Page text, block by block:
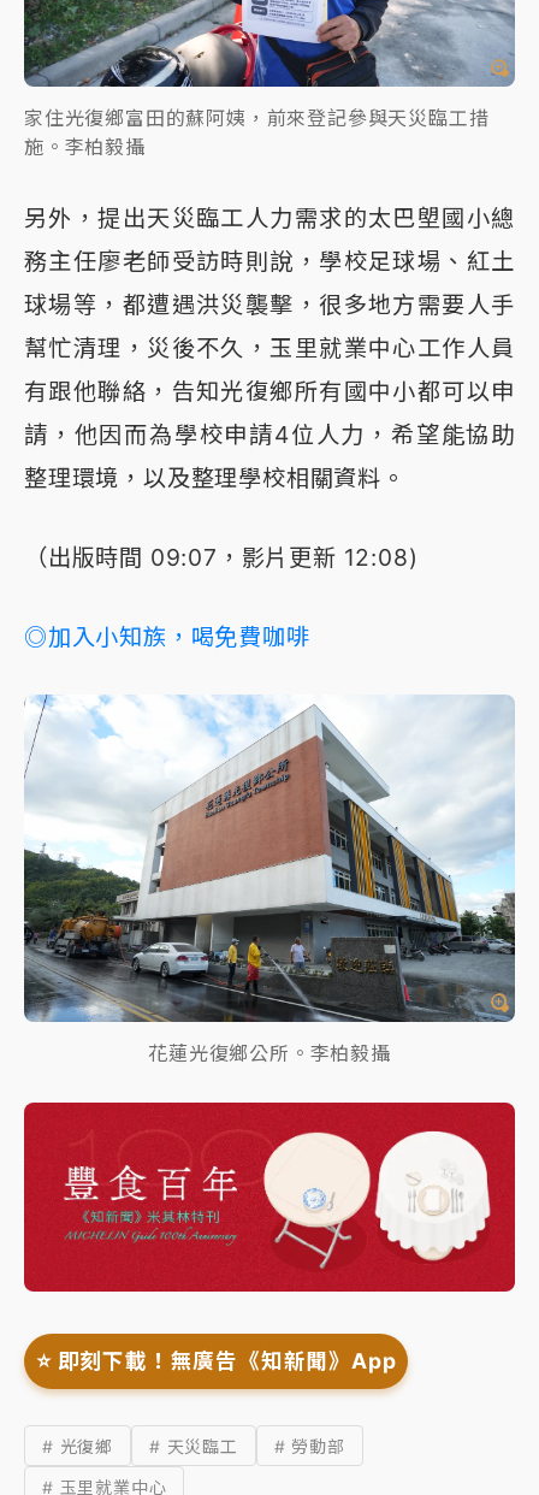
家住光復鄉富田的蘇阿姨，前來登記參與天災臨工措
施。李柏毅攝
另外，提出天災臨工人力需求的太巴塱國小總
務主任廖老師受訪時則說，學校足球場、紅土
球場等，都遭遇洪災襲擊，很多地方需要人手
幫忙清理，災後不久，玉里就業中心工作人員
有跟他聯絡，告知光復鄉所有國中小都可以申
請，他因而為學校申請4位人力，希望能協助
整理環境，以及整理學校相關資料。
（出版時間 09:07，影片更新 12:08)
◎加入小知族，喝免費咖啡
花蓮光復鄉公所。李柏毅攝
⭐️ 即刻下載！無廣告《知新聞》App
# 光復鄉 # 天災臨工
# 勞動部
# 玉里就業中心